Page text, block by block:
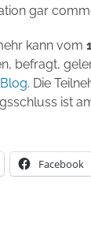
gar
kann vom
befragt,
. Die
ist
Facebook